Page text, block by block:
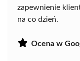
zapewnienie
na co dzień.
Ocena w